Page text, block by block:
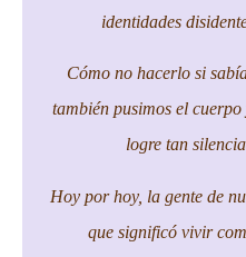
identidades
Cómo no hacerlo si
también pusimos el
logre tan
Hoy por hoy, la gente de
que significó vivir